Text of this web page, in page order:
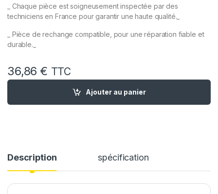
_ Chaque pièce est soigneusement inspectée par des
techniciens en France pour garantir une haute qualité._
_ Pièce de rechange compatible, pour une réparation fiable et
durable._
36,86 € TTC
quantité de Chassis Remplacement Nu pour iPhone XS Max
Ajouter au panier
Description spécification